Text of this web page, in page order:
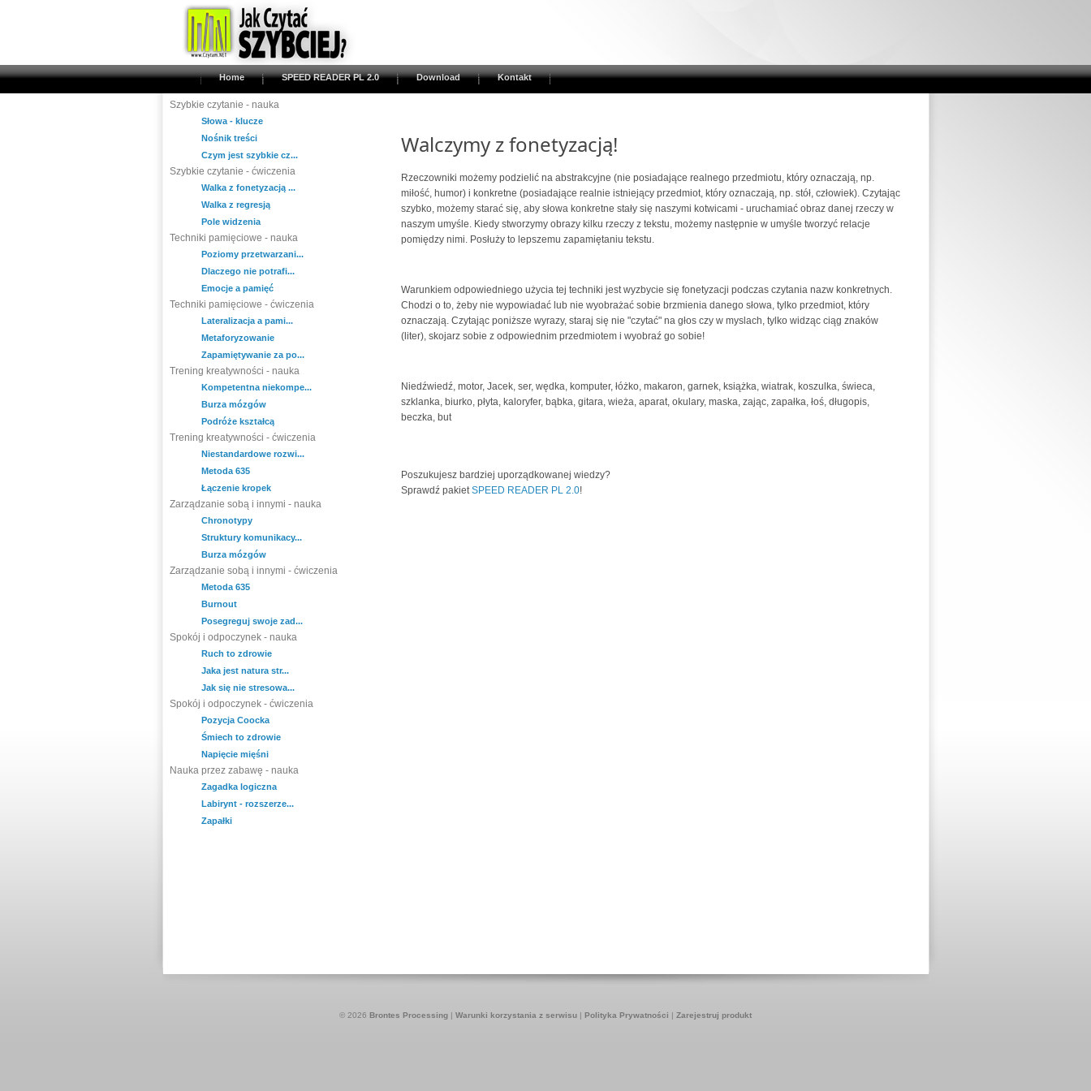
Home SPEED READER PL 2.0 Download Kontakt
Szybkie czytanie - nauka
Słowa - klucze
Nośnik treści
Czym jest szybkie cz...
Szybkie czytanie - ćwiczenia
Walka z fonetyzacją ...
Walka z regresją
Pole widzenia
Techniki pamięciowe - nauka
Poziomy przetwarzani...
Dlaczego nie potrafi...
Emocje a pamięć
Techniki pamięciowe - ćwiczenia
Lateralizacja a pami...
Metaforyzowanie
Zapamiętywanie za po...
Trening kreatywności - nauka
Kompetentna niekompe...
Burza mózgów
Podróże kształcą
Trening kreatywności - ćwiczenia
Niestandardowe rozwi...
Metoda 635
Łączenie kropek
Zarządzanie sobą i innymi - nauka
Chronotypy
Struktury komunikacy...
Burza mózgów
Zarządzanie sobą i innymi - ćwiczenia
Metoda 635
Burnout
Posegreguj swoje zad...
Spokój i odpoczynek - nauka
Ruch to zdrowie
Jaka jest natura str...
Jak się nie stresowa...
Spokój i odpoczynek - ćwiczenia
Pozycja Coocka
Śmiech to zdrowie
Napięcie mięśni
Nauka przez zabawę - nauka
Zagadka logiczna
Labirynt - rozszerze...
Zapałki
Walczymy z fonetyzacją!
Rzeczowniki możemy podzielić na abstrakcyjne (nie posiadające realnego przedmiotu, który oznaczają, np.
miłość, humor) i konkretne (posiadające realnie istniejący przedmiot, który oznaczają, np. stół, człowiek). Czytając
szybko, możemy starać się, aby słowa konkretne stały się naszymi kotwicami - uruchamiać obraz danej rzeczy w
naszym umyśle. Kiedy stworzymy obrazy kilku rzeczy z tekstu, możemy następnie w umyśle tworzyć relacje
pomiędzy nimi. Posłuży to lepszemu zapamiętaniu tekstu.
Warunkiem odpowiedniego użycia tej techniki jest wyzbycie się fonetyzacji podczas czytania nazw konkretnych.
Chodzi o to, żeby nie wypowiadać lub nie wyobrażać sobie brzmienia danego słowa, tylko przedmiot, który
oznaczają. Czytając poniższe wyrazy, staraj się nie "czytać" na głos czy w myslach, tylko widząc ciąg znaków
(liter), skojarz sobie z odpowiednim przedmiotem i wyobraź go sobie!
Niedźwiedź, motor, Jacek, ser, wędka, komputer, łóżko, makaron, garnek, książka, wiatrak, koszulka, świeca,
szklanka, biurko, płyta, kaloryfer, bąbka, gitara, wieża, aparat, okulary, maska, zając, zapałka, łoś, długopis,
beczka, but
Poszukujesz bardziej uporządkowanej wiedzy?
Sprawdź pakietSPEED READER PL 2.0!
© 2026 Brontes Processing | Warunki korzystania z serwisu | Polityka Prywatności | Zarejestruj produkt